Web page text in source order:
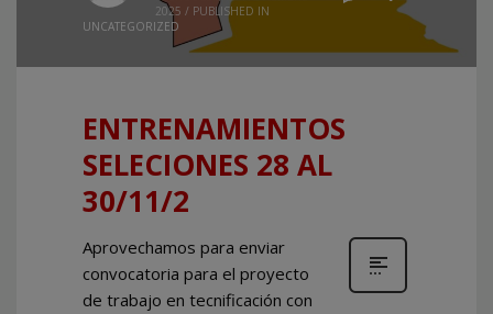
2025 / PUBLISHED IN
UNCATEGORIZED
ENTRENAMIENTOS
SELECIONES 28 AL
30/11/2
Aprovechamos para enviar
convocatoria para el proyecto
de trabajo en tecnificación con